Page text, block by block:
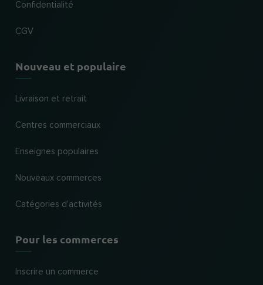
Confidentialité
CGV
Nouveau et populaire
Livraison et retrait
Centres commerciaux
Enseignes populaires
Nouveaux commerces
Catégories d'activités
Pour les commerces
Inscrire un commerce